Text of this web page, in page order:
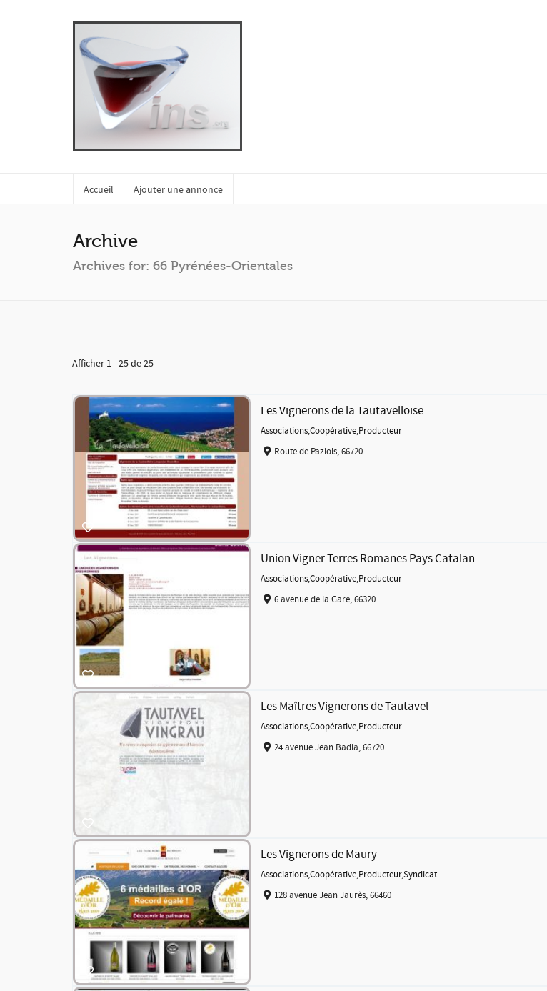
Accueil Ajouter une annonce
Archive
Archives for: 66 Pyrénées-Orientales
Afficher 1 - 25 de 25
Les Vignerons de la Tautavelloise
Associations,Coopérative,Producteur
Route de Paziols, 66720
Union Vigner Terres Romanes Pays Catalan
Associations,Coopérative,Producteur
6 avenue de la Gare, 66320
Les Maîtres Vignerons de Tautavel
Associations,Coopérative,Producteur
24 avenue Jean Badia, 66720
Les Vignerons de Maury
Associations,Coopérative,Producteur,Syndicat
128 avenue Jean Jaurès, 66460